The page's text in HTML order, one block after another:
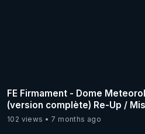
FE Firmament - Dome
(version complète) Re-Up /
102 views 7 months ago